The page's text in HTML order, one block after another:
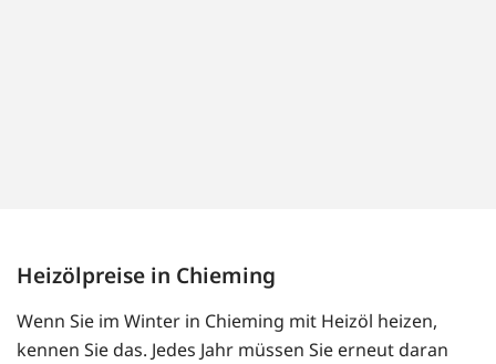
Heizölpreise in Chieming
Wenn Sie im Winter in Chieming mit Heizöl heizen,
kennen Sie das. Jedes Jahr müssen Sie erneut daran